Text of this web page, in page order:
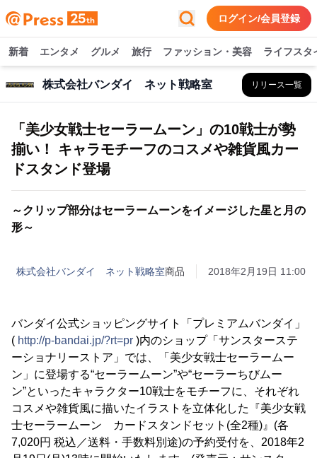
ログイン/会員登録
新着 エンタメ グルメ 旅行 ファッション・美容 ライフスタ
株式会社バンダイ ネット戦略室 リリース一覧
「美少女戦士セーラームーン」の10戦士が勢
揃い！ キャラモチーフのコスメや雑貨風カー
ドスタンド登場
～クリップ部分はセーラームーンをイメージした星と月の
形～
株式会社バンダイ ネット戦略室商品 2018年2月19日 11:00
バンダイ公式ショッピングサイト「プレミアムバンダイ」
( http://p-bandai.jp/?rt=pr )内のショップ「サンスターステ
ーショナリーストア」では、「美少女戦士セーラームー
ン」に登場する“セーラームーン”や“セーラーちびムー
ン”といったキャラクター10戦士をモチーフに、それぞれ
コスメや雑貨風に描いたイラストを立体化した『美少女戦
士セーラームーン カードスタンドセット(全2種)』(各
7,020円 税込／送料・手数料別途)の予約受付を、2018年2